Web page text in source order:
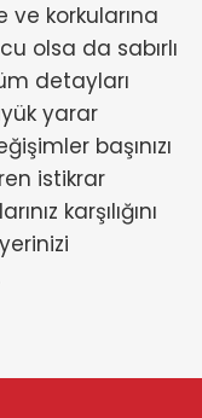
ve korkularına
olsa da sabırlı
detayları
yarar
başınızı
istikrar
karşılığını